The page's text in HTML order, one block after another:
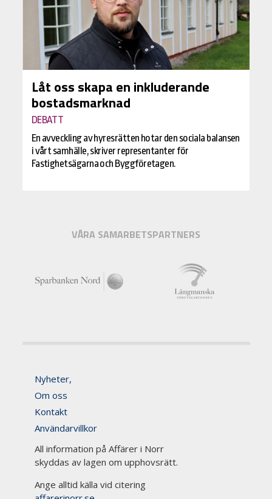
Låt oss skapa en inkluderande
bostadsmarknad
DEBATT
En avveckling av hyresrätten hotar den sociala balansen
i vårt samhälle, skriver representanter för
Fastighetsägarna och Byggföretagen.
VÅRA SAMARBETSPARTNERS
Nyheter,
Om oss
Kontakt
Användarvillkor
All information på Affärer i Norr
skyddas av lagen om upphovsrätt.
Ange alltid källa vid citering